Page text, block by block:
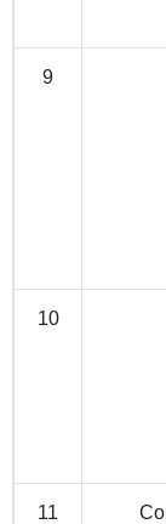
9
10
11